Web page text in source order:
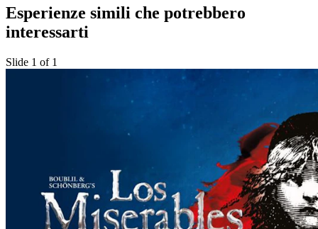
Esperienze simili che potrebbero
interessarti
Slide 1 of 1